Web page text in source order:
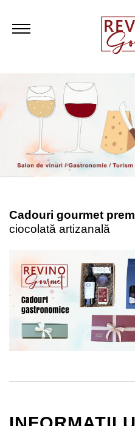
Cadouri gourmet
ciocolată artizanală